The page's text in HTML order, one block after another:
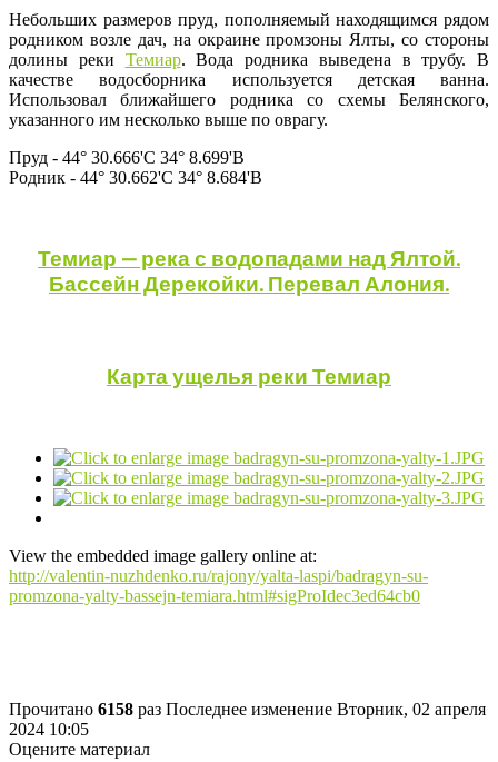
Небольших размеров пруд, пополняемый находящимся рядом
родником возле дач, на окраине промзоны Ялты, со стороны
долины реки Темиар. Вода родника выведена в трубу. В
качестве водосборника используется детская ванна.
Использовал ближайшего родника со схемы Белянского,
указанного им несколько выше по оврагу.
Пруд - 44° 30.666'С 34° 8.699'В
Родник - 44° 30.662'С 34° 8.684'В
Темиар — река с водопадами над Ялтой.
Бассейн Дерекойки. Перевал Алония.
Карта ущелья реки Темиар
View the embedded image gallery online at:
http://valentin-nuzhdenko.ru/rajony/yalta-laspi/badragyn-su-
promzona-yalty-bassejn-temiara.html#sigProIdec3ed64cb0
Прочитано 6158 раз Последнее изменение Вторник, 02 апреля
2024 10:05
Оцените материал